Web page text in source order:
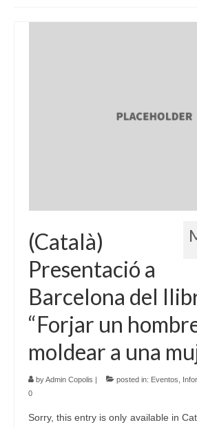
Transfer
(Català)
Presentació a
Barcelona del
“Forjar un
moldear a una
byAdmin Copolis | posted in: Eventos
0
Sorry, this entry is only available in